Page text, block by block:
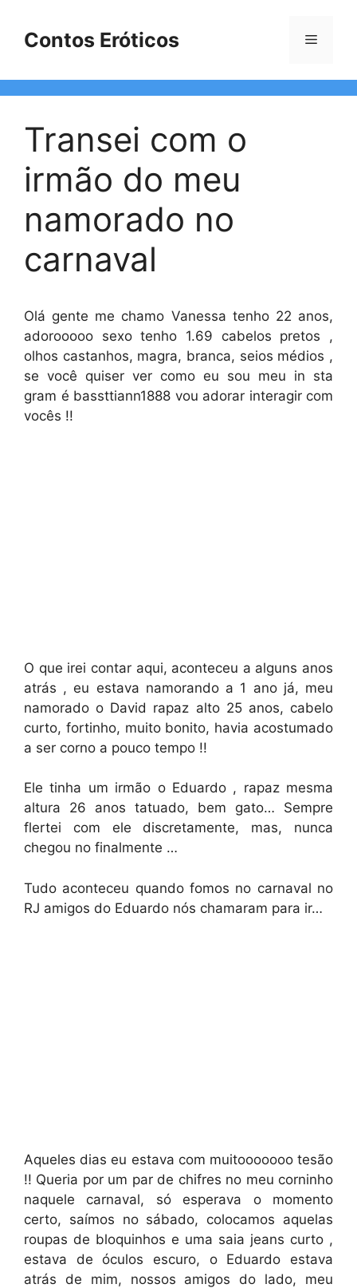
Contos Eróticos Menu
Transei com o
irmão do meu
namorado no
carnaval
Olá gente me chamo Vanessa tenho 22 anos,
adorooooo sexo tenho 1.69 cabelos pretos ,
olhos castanhos, magra, branca, seios médios ,
se você quiser ver como eu sou meu in sta
gram é bassttiann1888 vou adorar interagir com
vocês !!
O que irei contar aqui, aconteceu a alguns anos
atrás , eu estava namorando a 1 ano já, meu
namorado o David rapaz alto 25 anos, cabelo
curto, fortinho, muito bonito, havia acostumado
a ser corno a pouco tempo !!
Ele tinha um irmão o Eduardo , rapaz mesma
altura 26 anos tatuado, bem gato… Sempre
flertei com ele discretamente, mas, nunca
chegou no finalmente …
Tudo aconteceu quando fomos no carnaval no
RJ amigos do Eduardo nós chamaram para ir…
Aqueles dias eu estava com muitooooooo tesão
!! Queria por um par de chifres no meu corninho
naquele carnaval, só esperava o momento
certo, saímos no sábado, colocamos aquelas
roupas de bloquinhos e uma saia jeans curto ,
estava de óculos escuro, o Eduardo estava
atrás de mim, nossos amigos do lado, meu